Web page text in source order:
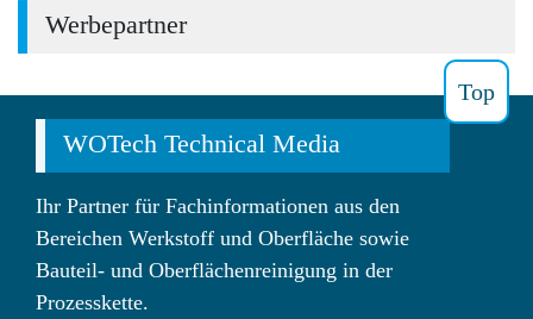
Werbepartner
Top
WOTech Technical Media
Ihr Partner für Fachinformationen aus den
Bereichen Werkstoff und Oberfläche sowie
Bauteil- und Oberflächenreinigung in der
Prozesskette.